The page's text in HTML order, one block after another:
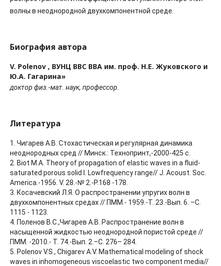
волны в неоднородной двухкомпонентной среде.
Биография автора
V. Polenov , ВУНЦ ВВС ВВА им. проф. Н.Е. Жуковского и
Ю.А. Гагарина»
доктор физ.-мат. наук, профессор.
Литература
1. Чигарев А.В. Стохастическая и регулярная динамика
неоднородных сред // Минск.: Технопринт,-2000-425 с.
2. Biot M.A. Theory of propagation of elastic waves in a fluid-
saturated porous solid I. Lowfrequency range// J. Acoust. Soc.
America.-1956. V. 28.-№ 2.-P.168 -178.
3. Косачевский Л.Я. О распространении упругих волн в
двухкомпонентных средах // ПММ.- 1959.-Т. 23.-Вып. 6. –С.
1115 - 1123.
4. Поленов В.С.,Чигарев А.В. Распространение волн в
насыщенной жидкостью неоднородной пористой среде //
ПММ. -2010.- Т. 74.-Вып. 2.–С. 276– 284.
5. Polenov V.S., Chigarev A.V. Mathematical modeling of shock
waves in inhomogeneous viscoelastic two component media//